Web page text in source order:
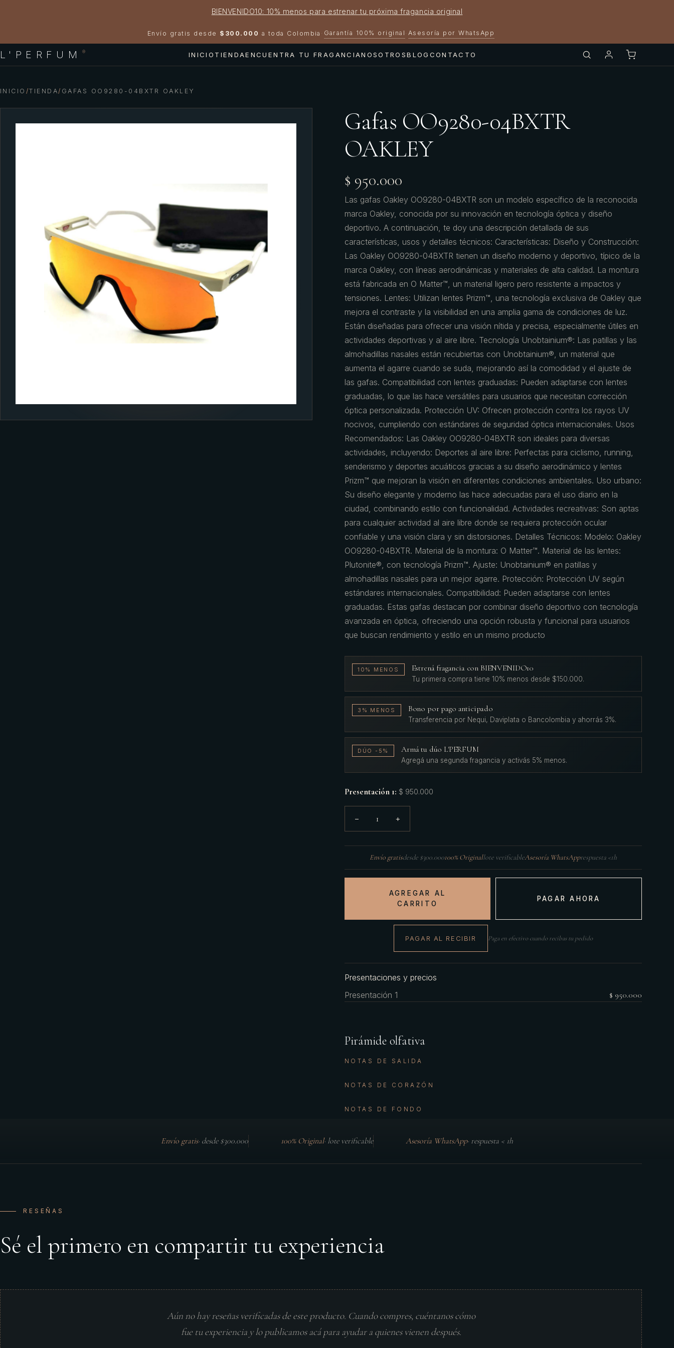
BIENVENIDO10: 10% menos para estrenar tu próxima fragancia original
Envío gratis desde $300.000 a toda Colombia · Garantía 100% original · Asesoría por WhatsApp
L'PERFUM ® INICIO TIENDAENCUENTRA TU FRAGANCIANOSOTROSBLOG CONTACTO
INICIO /TIENDA/ GAFAS OO9280-04BXTR OAKLEY
Gafas OO9280-04BXTR
OAKLEY
$ 950.000
Las gafas Oakley OO9280-04BXTR son un modelo específico de la reconocida
marca Oakley, conocida por su innovación en tecnología óptica y diseño
deportivo. A continuación, te doy una descripción detallada de sus
características, usos y detalles técnicos: Características: Diseño y Construcción:
Las Oakley OO9280-04BXTR tienen un diseño moderno y deportivo, típico de la
marca Oakley, con líneas aerodinámicas y materiales de alta calidad. La montura
está fabricada en O Matter™, un material ligero pero resistente a impactos y
tensiones. Lentes: Utilizan lentes Prizm™, una tecnología exclusiva de Oakley que
mejora el contraste y la visibilidad en una amplia gama de condiciones de luz.
Están diseñadas para ofrecer una visión nítida y precisa, especialmente útiles en
actividades deportivas y al aire libre. Tecnología Unobtainium®: Las patillas y las
almohadillas nasales están recubiertas con Unobtainium®, un material que
aumenta el agarre cuando se suda, mejorando así la comodidad y el ajuste de
las gafas. Compatibilidad con lentes graduadas: Pueden adaptarse con lentes
graduadas, lo que las hace versátiles para usuarios que necesitan corrección
óptica personalizada. Protección UV: Ofrecen protección contra los rayos UV
nocivos, cumpliendo con estándares de seguridad óptica internacionales. Usos
Recomendados: Las Oakley OO9280-04BXTR son ideales para diversas
actividades, incluyendo: Deportes al aire libre: Perfectas para ciclismo, running,
senderismo y deportes acuáticos gracias a su diseño aerodinámico y lentes
Prizm™ que mejoran la visión en diferentes condiciones ambientales. Uso urbano:
Su diseño elegante y moderno las hace adecuadas para el uso diario en la
ciudad, combinando estilo con funcionalidad. Actividades recreativas: Son aptas
para cualquier actividad al aire libre donde se requiera protección ocular
confiable y una visión clara y sin distorsiones. Detalles Técnicos: Modelo: Oakley
OO9280-04BXTR. Material de la montura: O Matter™. Material de las lentes:
Plutonite®, con tecnología Prizm™. Ajuste: Unobtainium® en patillas y
almohadillas nasales para un mejor agarre. Protección: Protección UV según
estándares internacionales. Compatibilidad: Pueden adaptarse con lentes
graduadas. Estas gafas destacan por combinar diseño deportivo con tecnología
avanzada en óptica, ofreciendo una opción robusta y funcional para usuarios
que buscan rendimiento y estilo en un mismo producto
10% MENOS Estrená fragancia con BIENVENIDO10
Tu primera compra tiene 10% menos desde $150.000.
3% MENOS Bono por pago anticipado
Transferencia por Nequi, Daviplata o Bancolombia y ahorrás 3%.
DÚO -5% Armá tu dúo L'PERFUM
Agregá una segunda fragancia y activás 5% menos.
Presentación 1: $ 950.000
− 1 +
Envío gratisdesde $300.000100% Originallote verificableAsesoría WhatsApprespuesta <1h
AGREGAR AL
CARRITO
PAGAR AHORA
PAGAR AL RECIBIR Paga en efectivo cuando recibas tu pedido
Presentaciones y precios
Presentación 1
$ 950.000
Pirámide olfativa
NOTAS DE SALIDA
NOTAS DE CORAZÓN
NOTAS DE FONDO
Envío gratis· desde $300.000 100% Original· lote verificable Asesoría WhatsApp· respuesta < 1h
RESEÑAS
Sé el primero en compartir tu experiencia
Aún no hay reseñas verificadas de este producto. Cuando compres, cuéntanos cómo
fue tu experiencia y lo publicamos acá para ayudar a quienes vienen después.